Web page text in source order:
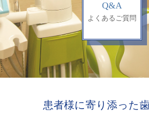
Q&A
よくあるご質問
患者様に寄り添った
CLINIC
ARTICLE
NEWS
Q&A